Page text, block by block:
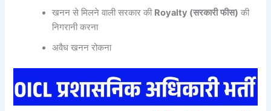
खनन से मिलने वाली सरकार की Royalty (सरकारी फीस) की
निगरानी करना
अवैध खनन रोकना